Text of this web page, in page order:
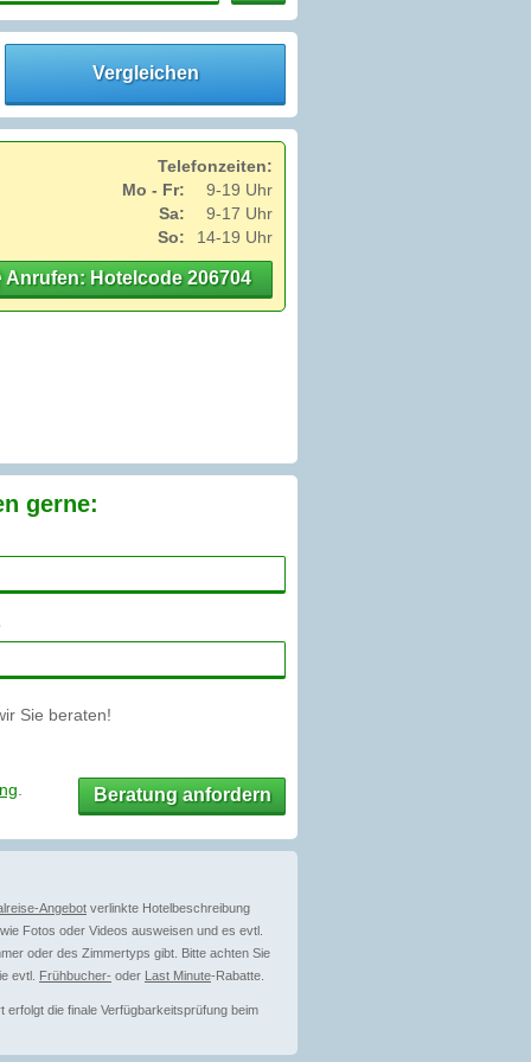
Vergleichen
Telefonzeiten:
Mo - Fr:
9-19 Uhr
Sa:
9-17 Uhr
So:
14-19 Uhr
Anrufen: Hotelcode 206704
gerne:
Sie beraten!
Beratung anfordern
Angebot verlinkte Hotelbeschreibung
Fotos oder Videos ausweisen und es evtl.
oder des Zimmertyps gibt. Bitte achten Sie
evtl. Frühbucher- oder Last Minute-Rabatte.
die finale Verfügbarkeitsprüfung beim